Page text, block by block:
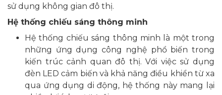
sử dụng không gian đô thị.
Hệ thống chiếu sáng thông minh
Hệ thống chiếu sáng thông minh là một trong
những ứng dụng công nghệ phổ biến trong
kiến trúc cảnh quan đô thị. Với việc sử dụng
đèn LED cảm biến và khả năng điều khiển từ xa
qua ứng dụng di động, hệ thống này mang lại